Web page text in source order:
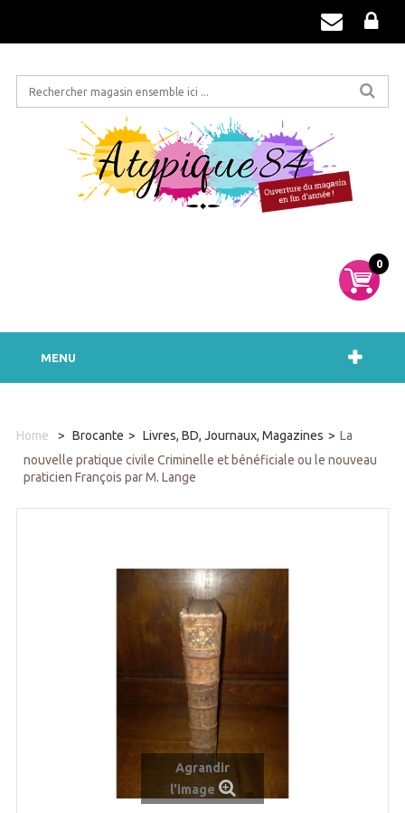
0
MENU
Home > Brocante > Livres, BD, Journaux, Magazines > La
nouvelle pratique civile Criminelle et bénéficiale ou le nouveau
praticien François par M. Lange
Agrandir
l'image